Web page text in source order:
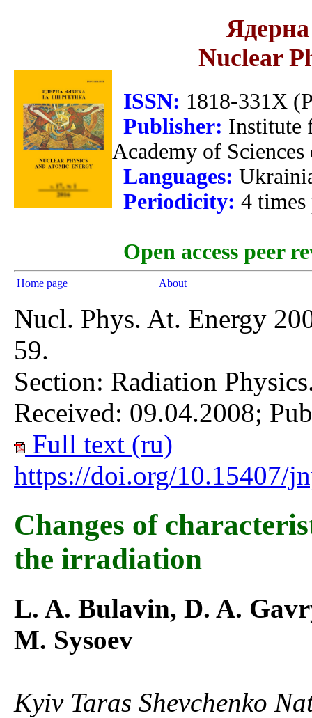
Ядерна
Nuclear
ISSN: 1818-331X
Publisher: Institute
Academy of
Languages:
Periodicity: 4 times
Open access peer
Home page About
Nucl. Phys. At. Energy
59.
Section: Radiation
Received: 09.04.2008;
Full text (ru)
https://doi.org/10.15407/
Changes of
the irradiation
L. A. Bulavin, D. A.
M. Sysoev
Kyiv Taras Shevchenko